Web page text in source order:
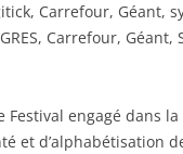
Carrefour, Géant,
Carrefour,
Festival engagé
et d’alphabétisation